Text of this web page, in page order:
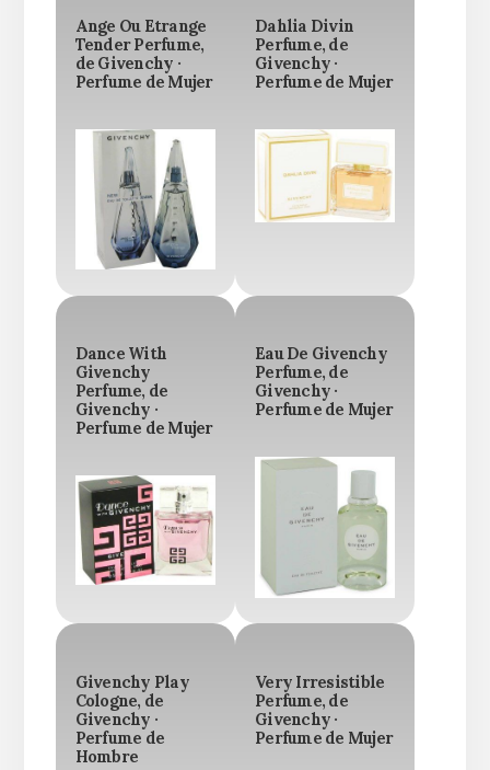
Ange Ou Etrange
Tender Perfume,
de Givenchy ·
Perfume de Mujer
Dahlia Divin
Perfume, de
Givenchy ·
Perfume de Mujer
Dance With
Givenchy
Perfume, de
Givenchy ·
Perfume de Mujer
Eau De Givenchy
Perfume, de
Givenchy ·
Perfume de Mujer
Givenchy Play
Cologne, de
Givenchy ·
Perfume de
Hombre
Very Irresistible
Perfume, de
Givenchy ·
Perfume de Mujer